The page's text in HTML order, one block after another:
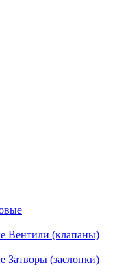
Вентили (клапаны)
Затворы (заслонки)